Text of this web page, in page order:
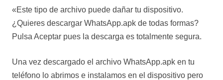
«Este tipo de archivo puede dañar tu dispositivo.
¿Quieres descargar WhatsApp.apk de todas formas?
Pulsa Aceptar pues la descarga es totalmente segura.
Una vez descargado el archivo WhatsApp.apk en tu
teléfono lo abrimos e instalamos en el dispositivo pero